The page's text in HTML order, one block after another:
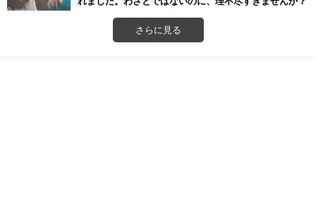
さらに見る